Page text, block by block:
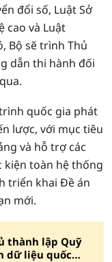
đổi số, Luật Sở
cao và Luật
Bộ sẽ trình Thủ
dẫn thi hành đối
quốc gia phát
lược, với mục tiêu
và hỗ trợ các
kiện toàn hệ thống
triển khai Đề án
mới.
thành lập Quỹ
dữ liệu quốc